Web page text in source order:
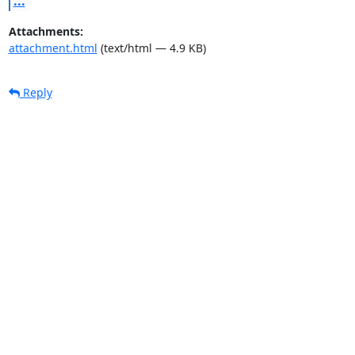
Attachments:
attachment.html (text/html — 4.9 KB)
Reply